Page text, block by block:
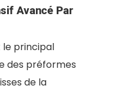
Avancé Par
le principal
des préformes
de la